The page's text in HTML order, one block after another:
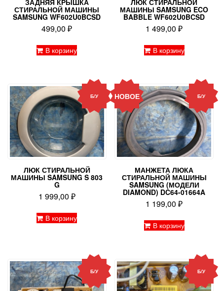
СТИРАЛЬНОЙ МАШИНЫ
SAMSUNG WF602U0BCSD
499,00₽
В корзину
МАШИНЫ SAMSUNG ECO
BABBLE WF602U0BCSD
1 499,00₽
В корзину
Б/У
ЛЮК СТИРАЛЬНОЙ
МАШИНЫ SAMSUNG S 803
G
1 999,00 ₽
В корзину
НОВОЕ Б/У
МАНЖЕТА ЛЮКА
СТИРАЛЬНОЙ МАШИНЫ
SAMSUNG (МОДЕЛИ
DIAMOND) DC64-01664A
1 199,00₽
В корзину
Б/У Б/У